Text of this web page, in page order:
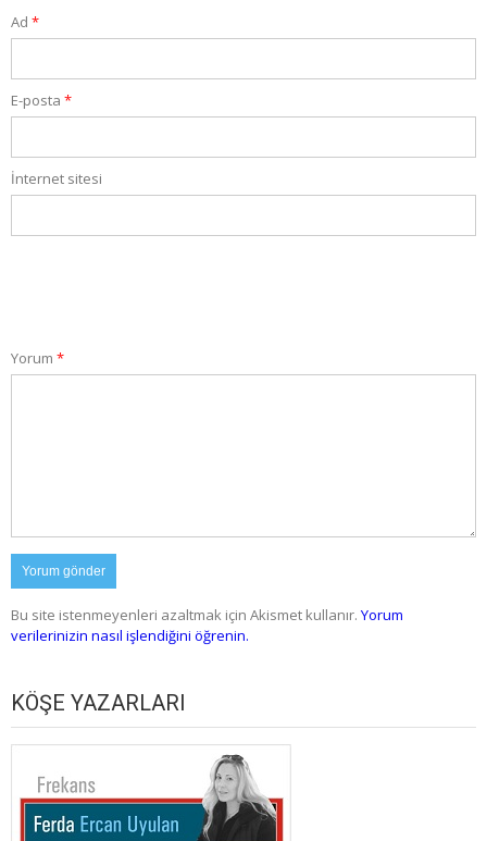
Ad *
E-posta *
İnternet sitesi
Yorum *
Bu site istenmeyenleri azaltmak için Akismet kullanır. Yorum
verilerinizin nasıl işlendiğini öğrenin.
KÖŞE YAZARLARI